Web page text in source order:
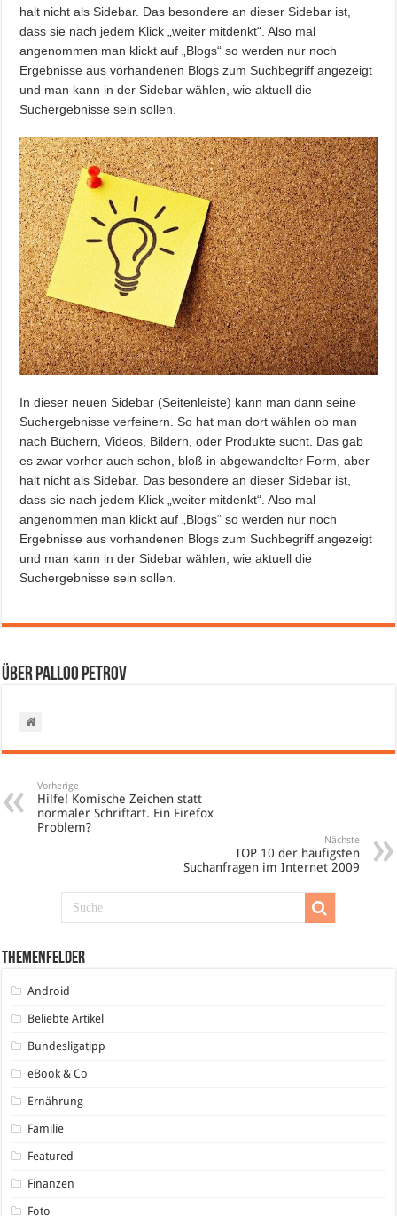
halt nicht als Sidebar. Das besondere an dieser Sidebar ist,
dass sie nach jedem Klick „weiter mitdenkt“. Also mal
angenommen man klickt auf „Blogs“ so werden nur noch
Ergebnisse aus vorhandenen Blogs zum Suchbegriff angezeigt
und man kann in der Sidebar wählen, wie aktuell die
Suchergebnisse sein sollen.
In dieser neuen Sidebar (Seitenleiste) kann man dann seine
Suchergebnisse verfeinern. So hat man dort wählen ob man
nach Büchern, Videos, Bildern, oder Produkte sucht. Das gab
es zwar vorher auch schon, bloß in abgewandelter Form, aber
halt nicht als Sidebar. Das besondere an dieser Sidebar ist,
dass sie nach jedem Klick „weiter mitdenkt“. Also mal
angenommen man klickt auf „Blogs“ so werden nur noch
Ergebnisse aus vorhandenen Blogs zum Suchbegriff angezeigt
und man kann in der Sidebar wählen, wie aktuell die
Suchergebnisse sein sollen.
Über Palloo Petrov
Vorherige
Hilfe! Komische Zeichen statt
normaler Schriftart. Ein Firefox
Problem?
Nächste
TOP 10 der häufigsten
Suchanfragen im Internet 2009
Themenfelder
Android
Beliebte Artikel
Bundesligatipp
eBook & Co
Ernährung
Familie
Featured
Finanzen
Foto